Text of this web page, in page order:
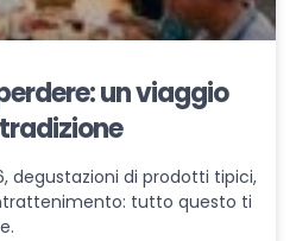
un viaggio
degustazioni di prodotti tipici,
tutto questo ti